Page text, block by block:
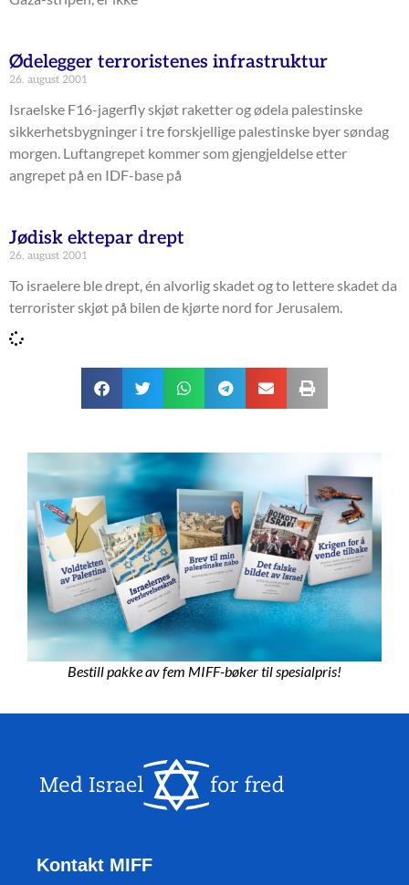
Ødelegger terroristenes infrastruktur
26. august 2001
Israelske F16-jagerfly skjøt raketter og ødela palestinske
sikkerhetsbygninger i tre forskjellige palestinske byer søndag
morgen. Luftangrepet kommer som gjengjeldelse etter
angrepet på en IDF-base på
Jødisk ektepar drept
26. august 2001
To israelere ble drept, én alvorlig skadet og to lettere skadet da
terrorister skjøt på bilen de kjørte nord for Jerusalem.
Bestill pakke av fem MIFF-bøker til spesialpris!
Kontakt MIFF